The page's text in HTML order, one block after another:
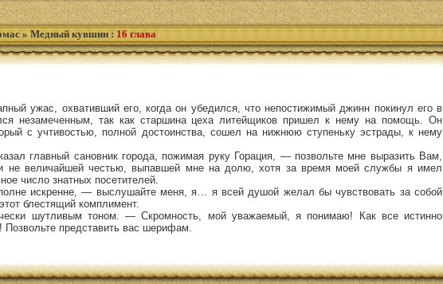
» Медный кувшин : 16 глава
ужас, охвативший его, когда он убедился, что непостижимый джинн покинул его в
незамеченным, так как старшина цеха литейщиков пришел к нему на помощь. Он
с учтивостью, полной достоинства, сошел на нижнюю ступеньку эстрады, к нему
главный сановник города, пожимая руку Горация, — позвольте мне выразить Вам,
не величайшей честью, выпавшей мне на долю, хотя за время моей службы я имел
число знатных посетителей.
искренне, — выслушайте меня, я… я всей душой желал бы чувствовать за собой
блестящий комплимент.
шутливым тоном. — Скромность, мой уважаемый, я понимаю! Как все истинно
Позвольте представить вас шерифам.